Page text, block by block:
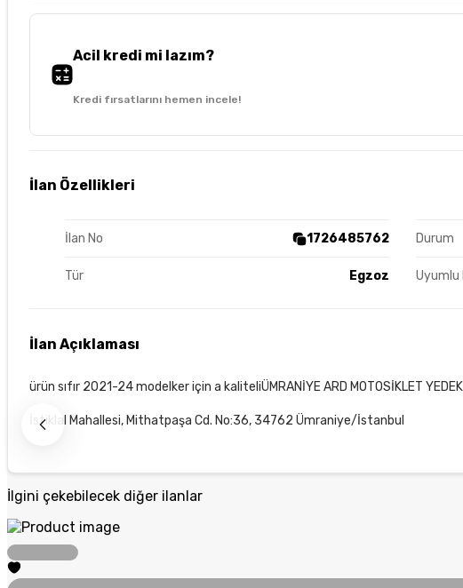
Acil kredi mi lazım?
Kredi fırsatlarını hemen incele!
İlan Özellikleri
İlan No 1726485762 Durum
Tür Egzoz Uyumlu
İlan Açıklaması
ürün sıfır 2021-24 modelker için a kaliteliÜMRANİYE ARD MOTOSİKLET
İstiklal Mahallesi, Mithatpaşa Cd. No:36, 34762 Ümraniye/İstanbul
İlgini çekebilecek diğer ilanlar